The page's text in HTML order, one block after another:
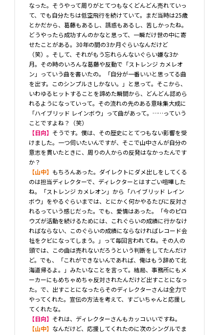
なった。そうやって周りがとてつもなくどんどん売れていっ
て、でも自分たちは低空飛行を続けていて。まだ当時は25歳
とかだから、葛藤もあるし、誘惑もあるし、苦しかったね。
どうやったら成功すんのかなと思って、一瞬だけ世の中に寄
せたことがある。30年の間の3か月ぐらいなんだけど
（笑）。そして、それがもう忘れらんないぐらい嫌な3か
月。その時のいろんな葛藤や反動で「ストレンジ カメレオ
ン」っていう曲を書いたの。「自分が一番いいと思ってる曲
を出す。このシンプルさしかない。」と思って。そこから、
いわゆるヒットすることを諦めた瞬間から、どんどん認めら
れるようになっていって。その流れの先のある意味集大成に
「ハイブリッド レインボウ」って曲があって。……っていう
ことですよね？（笑）
【日向】 そうです。僕は、その歴史にとてつもない影響を受
けました。一つ伺いたいんですが、そこで山中さんが自分の
意志を貫いたときに、周りの人からの反発はなかったんです
か？
【山中】 もちろんあった。ダイレクトにダメ出しをしてくる
のは担当ディレクターで、ディレクターとはすごい喧嘩した
ね。「ストレンジ カメレオン」から「ハイブリッド レイン
ボウ」をやるぐらいまでは、とにかく何かやるたびに反対さ
れるっていう感じだった。でも、愛情はあった。「今のピロ
ウズが活動を続けるためには、これぐらいの成績に行かなけ
ればならない、このぐらいの成績にならなければレコード会
社をクビになってしまう。」って毎回言われてね。その人の
頭では、この曲は売れないだろうという判断をしてたんだけ
ど。でも、「これができないんであれば、俺はもう辞めて北
海道帰るよ。」みたいなことを言って。結局、事務所にもメ
ーカーにもめちゃめちゃ反対されたんだけど出すことになっ
た。で、出すことになったらそのディレクターさんは全力で
やってくれた。宣伝の方法を考えて、すごいちゃんと応援し
てくれたな。
【日向】 それは、ディレクターさんもカッコいいですね。
【山中】 なんだけど、応援してくれたのに次のシングルでま